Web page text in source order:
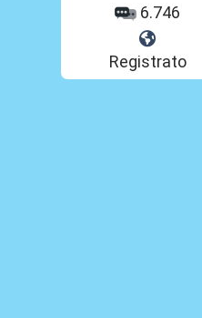
6.746
Registrato